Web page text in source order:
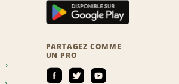
PARTAGEZ COMME
UN PRO